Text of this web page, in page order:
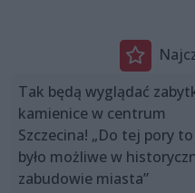
Tak będą wyglądać
kamienice w centrum
Szczecina! „Do tej pory
było możliwe w
zabudowie miasta”